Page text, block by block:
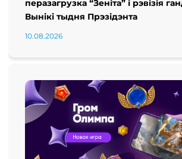
перазагрузка “Зеніта” і рэвізія
Вынікі тыдня Прэзідэнта
10.08.2026